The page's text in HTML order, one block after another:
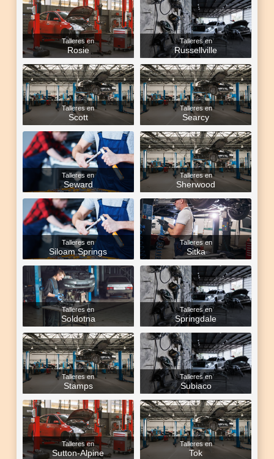
Talleres en
Rosie
Talleres en
Russellville
Talleres en
Scott
Talleres en
Searcy
Talleres en
Seward
Talleres en
Sherwood
Talleres en
Siloam Springs
Talleres en
Sitka
Talleres en
Soldotna
Talleres en
Springdale
Talleres en
Stamps
Talleres en
Subiaco
Talleres en
Sutton-Alpine
Talleres en
Tok